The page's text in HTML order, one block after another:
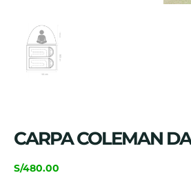
CARPA COLEMAN
S/480.00